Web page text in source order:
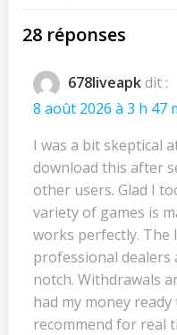
de
l’article
28 réponses
678liveapkdit :
8 août 2026 à 3 h 47
I was a bit skeptical
download this after
other users. Glad I
variety of games is
works perfectly. The
professional dealers
notch. Withdrawals
had my money
recommend for real